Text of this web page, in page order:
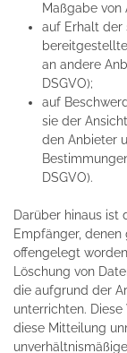
Maßgabe von
auf Erhalt der
an andere
DSGVO);
auf
sie der
den Anbieter
DSGVO).
Darüber hinaus ist
Empfänger,
offengelegt
Löschung von
die aufgrund der
unterrichten.
diese Mitteilung